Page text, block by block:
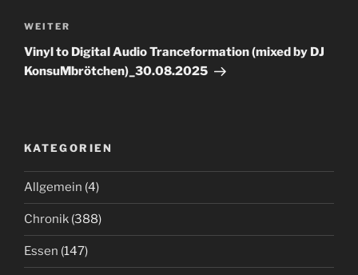
Nächster
Beitrag
WEITER
Vinyl to Digital Audio Tranceformation (mixed by DJ
KonsuMbrötchen)_30.08.2025
KATEGORIEN
Allgemein (4)
Chronik (388)
Essen (147)